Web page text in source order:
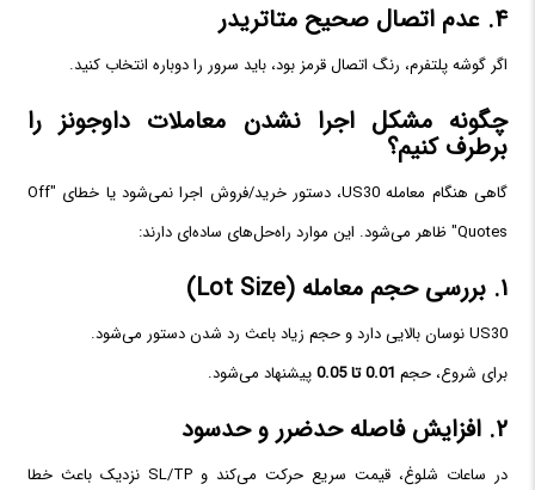
۴. عدم اتصال صحیح متاتریدر
اگر گوشه پلتفرم، رنگ اتصال قرمز بود، باید سرور را دوباره انتخاب کنید.
چگونه مشکل اجرا نشدن معاملات داوجونز را
برطرف کنیم؟
گاهی هنگام معامله US30، دستور خرید/فروش اجرا نمی‌شود یا خطای "Off
Quotes" ظاهر می‌شود. این موارد راه‌حل‌های ساده‌ای دارند:
۱. بررسی حجم معامله (Lot Size)
US30 نوسان بالایی دارد و حجم زیاد باعث رد شدن دستور می‌شود.
برای شروع، حجم 0.01 تا 0.05 پیشنهاد می‌شود.
۲. افزایش فاصله حدضرر و حدسود
در ساعات شلوغ، قیمت سریع حرکت می‌کند و SL/TP نزدیک باعث خطا